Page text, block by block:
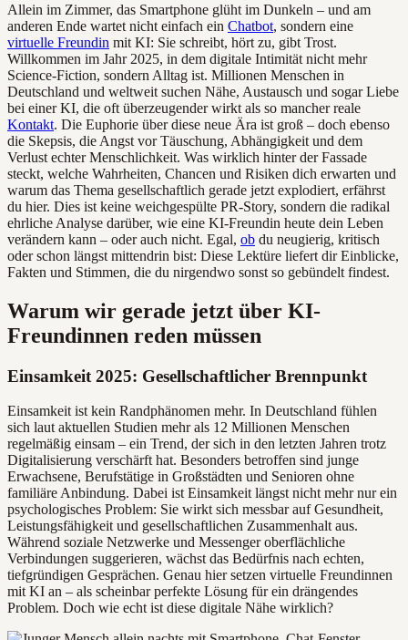
Allein im Zimmer, das Smartphone glüht im Dunkeln – und am
anderen Ende wartet nicht einfach ein Chatbot, sondern eine
virtuelle Freundin mit KI: Sie schreibt, hört zu, gibt Trost.
Willkommen im Jahr 2025, in dem digitale Intimität nicht mehr
Science-Fiction, sondern Alltag ist. Millionen Menschen in
Deutschland und weltweit suchen Nähe, Austausch und sogar Liebe
bei einer KI, die oft überzeugender wirkt als so mancher reale
Kontakt. Die Euphorie über diese neue Ära ist groß – doch ebenso
die Skepsis, die Angst vor Täuschung, Abhängigkeit und dem
Verlust echter Menschlichkeit. Was wirklich hinter der Fassade
steckt, welche Wahrheiten, Chancen und Risiken dich erwarten und
warum das Thema gesellschaftlich gerade jetzt explodiert, erfährst
du hier. Dies ist keine weichgespülte PR-Story, sondern die radikal
ehrliche Analyse darüber, wie eine KI-Freundin heute dein Leben
verändern kann – oder auch nicht. Egal, ob du neugierig, kritisch
oder schon längst mittendrin bist: Diese Lektüre liefert dir Einblicke,
Fakten und Stimmen, die du nirgendwo sonst so gebündelt findest.
Warum wir gerade jetzt über KI-
Freundinnen reden müssen
Einsamkeit 2025: Gesellschaftlicher Brennpunkt
Einsamkeit ist kein Randphänomen mehr. In Deutschland fühlen
sich laut aktuellen Studien mehr als 12 Millionen Menschen
regelmäßig einsam – ein Trend, der sich in den letzten Jahren trotz
Digitalisierung verschärft hat. Besonders betroffen sind junge
Erwachsene, Berufstätige in Großstädten und Senioren ohne
familiäre Anbindung. Dabei ist Einsamkeit längst nicht mehr nur ein
psychologisches Problem: Sie wirkt sich messbar auf Gesundheit,
Leistungsfähigkeit und gesellschaftlichen Zusammenhalt aus.
Während soziale Netzwerke und Messenger oberflächliche
Verbindungen suggerieren, wächst das Bedürfnis nach echten,
tiefgründigen Gesprächen. Genau hier setzen virtuelle Freundinnen
mit KI an – als scheinbar perfekte Lösung für ein drängendes
Problem. Doch wie echt ist diese digitale Nähe wirklich?